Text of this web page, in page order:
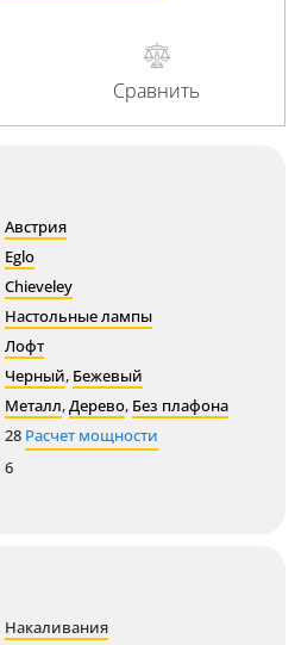
Австрия
Eglo
Chieveley
Настольные лампы
Лофт
Черный, Бежевый
Металл,Дерево, Без плафона
28 Расчет мощности
6
Накаливания